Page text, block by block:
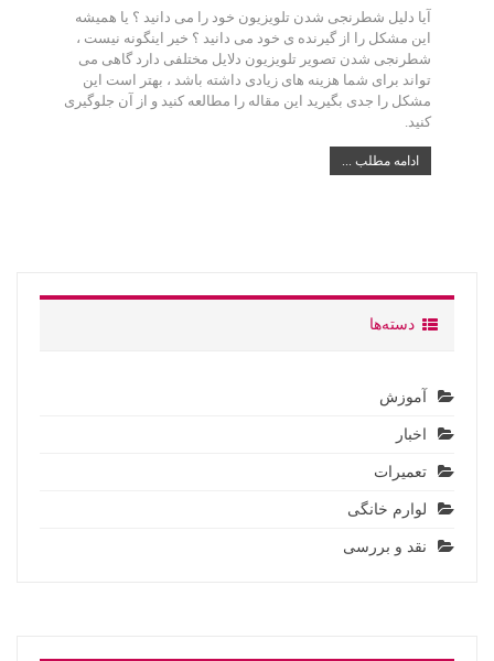
آیا دلیل شطرنجی شدن تلویزیون خود را می دانید ؟ یا همیشه
این مشکل را از گیرنده ی خود می دانید ؟ خیر اینگونه نیست ،
شطرنجی شدن تصویر تلویزیون دلایل مختلفی دارد گاهی می
تواند برای شما هزینه های زیادی داشته باشد ، بهتر است این
مشکل را جدی بگیرید این مقاله را مطالعه کنید و از آن جلوگیری
کنید.
ادامه مطلب ...
دسته‌ها
آموزش
اخبار
تعمیرات
لوارم خانگی
نقد و بررسی